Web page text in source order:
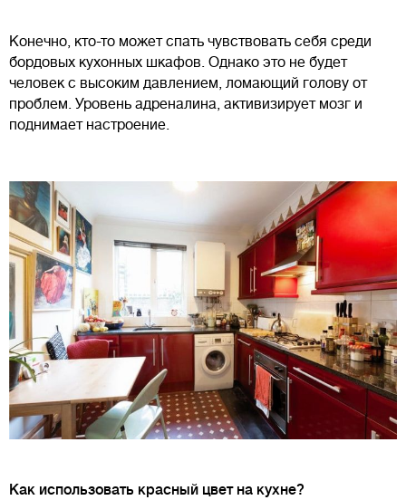
Конечно, кто-то может спать чувствовать себя среди
бордовых кухонных шкафов. Однако это не будет
человек с высоким давлением, ломающий голову от
проблем. Уровень адреналина, активизирует мозг и
поднимает настроение.
Как использовать красный цвет на кухне?